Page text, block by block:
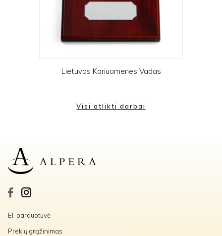
Lietuvos Kariuomenes Vadas
Visi atlikti darbai
El. parduotuvė
Prekių grąžinimas